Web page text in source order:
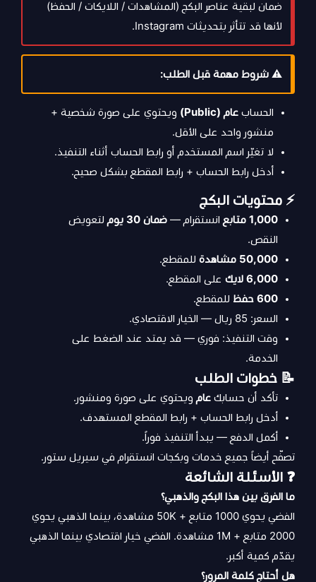
ضمان لبقية عناصر البكج (المشاهدات / اللايكات / الحفظ)
لأنها قد تتأثر بتحديثات Instagram.
⚠️ شروط مهمة قبل الطلب:
الحساب عام (Public)
ويحتوي على صورة شخصية +
منشور واحد على الأقل.
لا تغيّر اسم المستخدم أو رابط الحساب أثناء التنفيذ.
أدخل رابط الحساب + رابط المقطع بشكل صحيح.
⚡ محتويات البكج
1,000 متابع انستقرام — ضمان 30 يوم
لتعويض
النقص.
50,000 مشاهدة
للمقطع.
6,000 لايك
على المقطع.
600 حفظ
للمقطع.
السعر: 85 ريال — الخيار الاقتصادي.
وقت التنفيذ: فوري — قد يمتد عند الضغط على
الخدمة.
📝 خطوات الطلب
تأكد أن حسابك عام ويحتوي على صورة ومنشور.
أدخل رابط الحساب + رابط المقطع المستهدف.
أكمل الدفع — يبدأ التنفيذ فوراً.
تصفّح أيضاً جميع خدمات وبكجات انستقرام في سيريل ستور.
❓ الأسئلة الشائعة
ما الفرق بين هذا البكج والذهبي؟
الفضي يحوي 1000 متابع + 50K مشاهدة، بينما الذهبي يحوي
2000 متابع + 1M مشاهدة. الفضي خيار اقتصادي بينما الذهبي
يقدّم كمية أكبر.
هل أحتاج كلمة المرور؟